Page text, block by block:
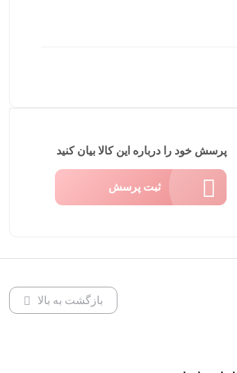
پرسش خود را درباره این کالا بیان کنید
ثبت پرسش
بازگشت به بالا